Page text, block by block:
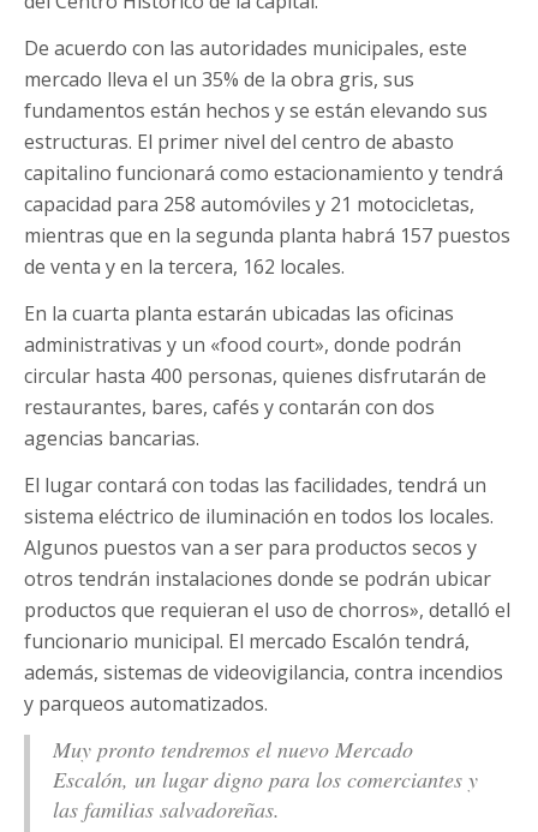
De acuerdo con las autoridades municipales, este
mercado lleva el un 35% de la obra gris, sus
fundamentos están hechos y se están elevando sus
estructuras. El primer nivel del centro de abasto
capitalino funcionará como estacionamiento y tendrá
capacidad para 258 automóviles y 21 motocicletas,
mientras que en la segunda planta habrá 157 puestos
de venta y en la tercera, 162 locales.
En la cuarta planta estarán ubicadas las oficinas
administrativas y un «food court», donde podrán
circular hasta 400 personas, quienes disfrutarán de
restaurantes, bares, cafés y contarán con dos
agencias bancarias.
El lugar contará con todas las facilidades, tendrá un
sistema eléctrico de iluminación en todos los locales.
Algunos puestos van a ser para productos secos y
otros tendrán instalaciones donde se podrán ubicar
productos que requieran el uso de chorros», detalló el
funcionario municipal. El mercado Escalón tendrá,
además, sistemas de videovigilancia, contra incendios
y parqueos automatizados.
Muy pronto tendremos el nuevo Mercado
Escalón, un lugar digno para los comerciantes y
las familias salvadoreñas.